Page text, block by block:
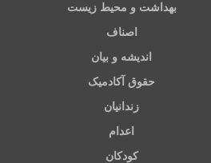
بهداشت و محیط زیست
اصناف
اندیشه و بیان
حقوق آکادمیک
زندانیان
اعدام
کودکان